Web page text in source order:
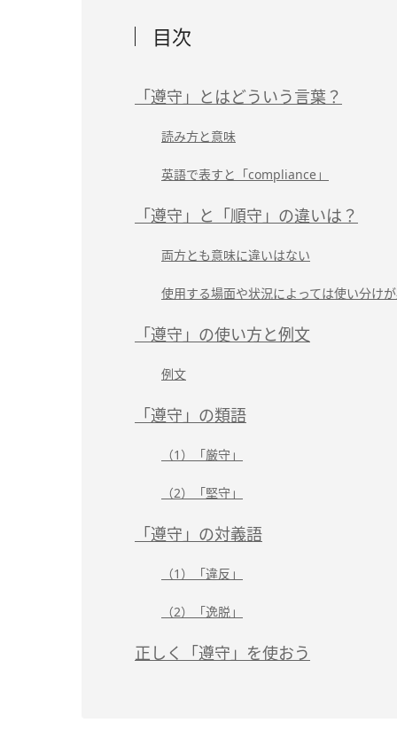
目次
「遵守」とはどういう言葉？
読み方と意味
英語で表すと「compliance」
「遵守」と「順守」の違いは？
両方とも意味に違いはない
使用する場面や状況によっては使い分け
「遵守」の使い方と例文
例文
「遵守」の類語
（1）「厳守」
（2）「堅守」
「遵守」の対義語
（1）「違反」
（2）「逸脱」
正しく「遵守」を使おう